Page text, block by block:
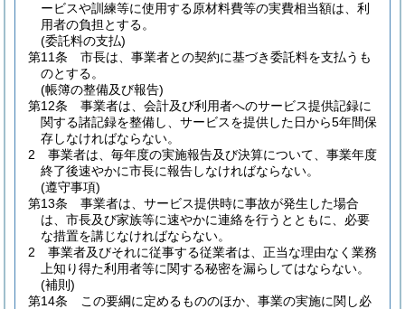
ービスや訓練等に使用する原材料費等の実費相当額は、利
用者の負担とする。
(委託料の支払)
第11条
市長は、事業者との契約に基づき委託料を支払うも
のとする。
(帳簿の整備及び報告)
第12条
事業者は、会計及び利用者へのサービス提供記録に
関する諸記録を整備し、サービスを提供した日から5年間保
存しなければならない。
2
事業者は、毎年度の実施報告及び決算について、事業年度
終了後速やかに市長に報告しなければならない。
(遵守事項)
第13条
事業者は、サービス提供時に事故が発生した場合
は、市長及び家族等に速やかに連絡を行うとともに、必要
な措置を講じなければならない。
2
事業者及びそれに従事する従業者は、正当な理由なく業務
上知り得た利用者等に関する秘密を漏らしてはならない。
(補則)
第14条
この要綱に定めるもののほか、事業の実施に関し必